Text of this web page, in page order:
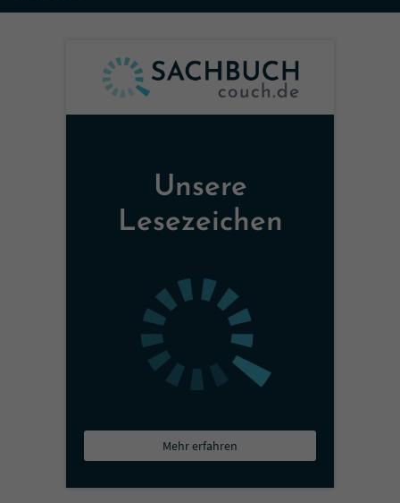
Unsere
Lesezeichen
Mehr erfahren